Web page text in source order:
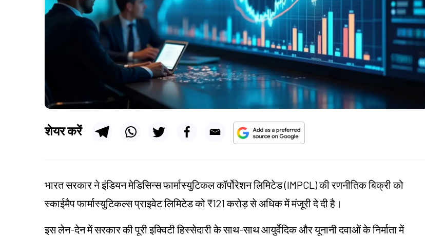
शेयर करें
भारत सरकार ने इंडियन मेडिसिन्स फार्मास्युटिकल कॉर्पोरेशन लिमिटेड (IMPCL) की रणनीतिक बिक्री को
स्काईमैप फार्मास्युटिकल्स प्राइवेट लिमिटेड को ₹121 करोड़ से अधिक में मंजूरी दे दी है।
इस लेन-देन में सरकार की पूरी इक्विटी हिस्सेदारी के साथ-साथ आयुर्वेदिक और यूनानी दवाओं के निर्माता में